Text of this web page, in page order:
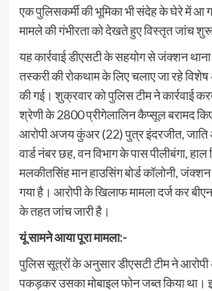
एक पुलिसकर्मी की भूमिका भी संदेह के घेरे में आ
मामले की गंभीरता को देखते हुए विस्तृत जांच
यह कार्रवाई डीएसटी के सहयोग से जंक्शन थाना
तस्करी की रोकथाम के लिए चलाए जा रहे
की गई। शुक्रवार को पुलिस टीम ने कार्रवाई
श्रेणी के 2800 प्रीगेलालिन कैप्सूल बरामद
आरोपी अजय कुंअर (22) पुत्र इंदरजीत, जाति
वार्ड नंबर छह, वन विभाग के पास पीलीबंगा,
मलकीतसिंह मान हाउसिंग बोर्ड कॉलोनी, जंक्शन
गया है। आरोपी के खिलाफ मामला दर्ज कर
के तहत जांच जारी है।
यूं सामने आया पूरा मामला:-
पुलिस सूत्रों के अनुसार डीएसटी टीम ने
पकड़कर उसका मोबाइल फोन जब्त किया था।